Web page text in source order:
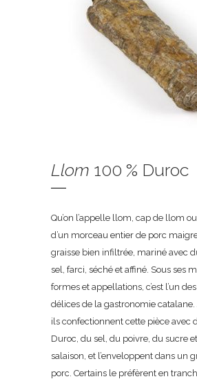
Llom 100 % Duroc
Qu’on l’appelle llom, cap de llom
d’un morceau entier de porc
graisse bien infiltrée, mariné avec
sel, farci, séché et affiné. Sous ses
formes et appellations, c’est l’un
délices de la gastronomie catalane.
ils confectionnent cette pièce avec
Duroc, du sel, du poivre, du sucre
salaison, et l’enveloppent dans un
porc. Certains le préfèrent en